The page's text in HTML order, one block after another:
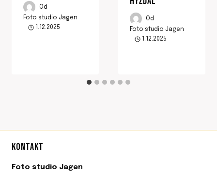
Od
Foto studio Jagen
1.12.2025
Od
Foto studio Jagen
1.12.2025
KONTAKT
Foto studio Jagen